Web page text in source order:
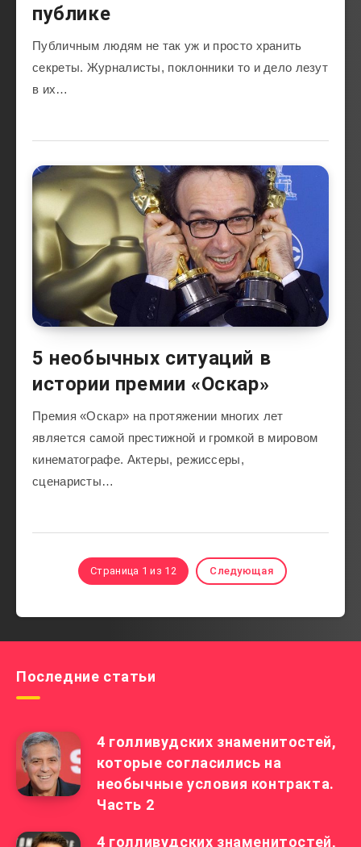
публике
Публичным людям не так уж и просто хранить
секреты. Журналисты, поклонники то и дело лезут
в их…
5 необычных ситуаций в
истории премии «Оскар»
Премия «Оскар» на протяжении многих лет
является самой престижной и громкой в мировом
кинематографе. Актеры, режиссеры,
сценаристы…
Страница 1 из 12 Следующая
Последние статьи
4 голливудских знаменитостей,
которые согласились на
необычные условия контракта.
Часть 2
4 голливудских знаменитостей,